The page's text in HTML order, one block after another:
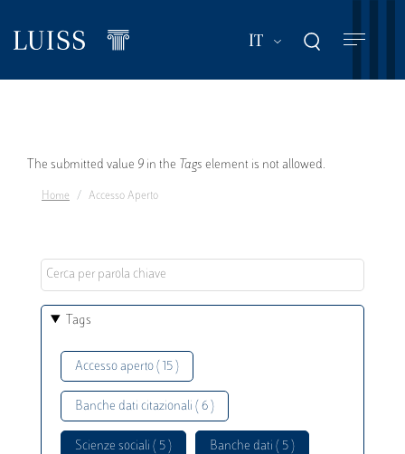
contenuto
IT Mostra ulteriori
Messaggio
di
The submitted value 9 in the Tags element is not allowed.
Home Accesso Aperto
Tags
Accesso aperto ( 15 )
Banche dati citazionali ( 6 )
Scienze sociali ( 5 ) Banche dati ( 5 )